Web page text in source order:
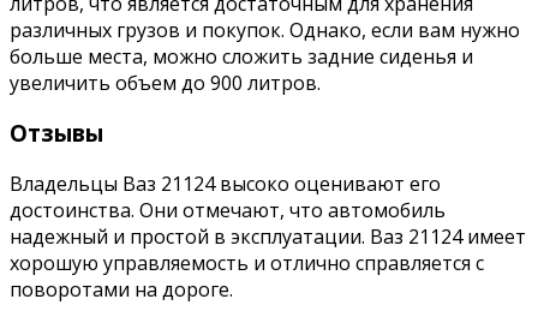
различных грузов и покупок. Однако, если вам нужно
больше места, можно сложить задние сиденья и
увеличить объем до 900 литров.
Отзывы
Владельцы Ваз 21124 высоко оценивают его
достоинства. Они отмечают, что автомобиль
надежный и простой в эксплуатации. Ваз 21124 имеет
хорошую управляемость и отлично справляется с
поворотами на дороге.